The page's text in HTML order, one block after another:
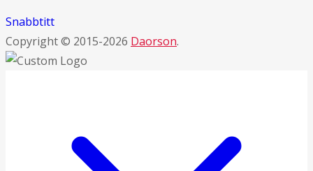
Snabbtitt
Copyright © 2015-2026 Daorson.